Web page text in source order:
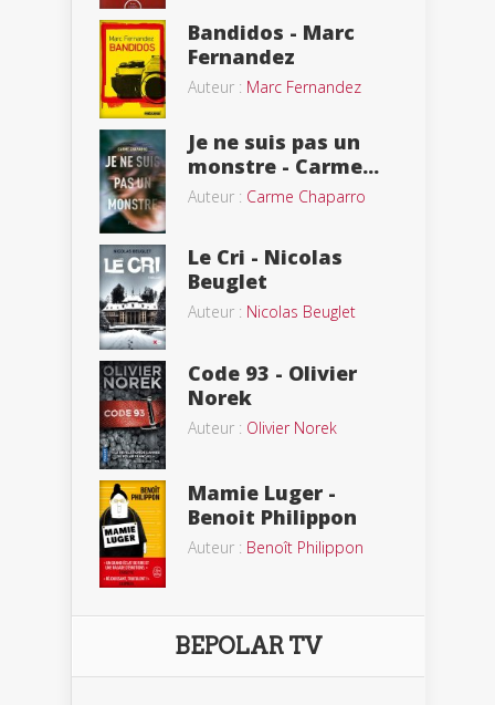
Bandidos - Marc
Fernandez
Auteur : Marc Fernandez
Je ne suis pas un
monstre - Carme...
Auteur : Carme Chaparro
Le Cri - Nicolas
Beuglet
Auteur : Nicolas Beuglet
Code 93 - Olivier
Norek
Auteur : Olivier Norek
Mamie Luger -
Benoit Philippon
Auteur : Benoît Philippon
BEPOLAR TV